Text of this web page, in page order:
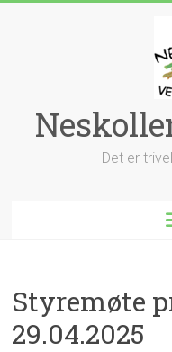
Det er
Styremøte
29.04.2025